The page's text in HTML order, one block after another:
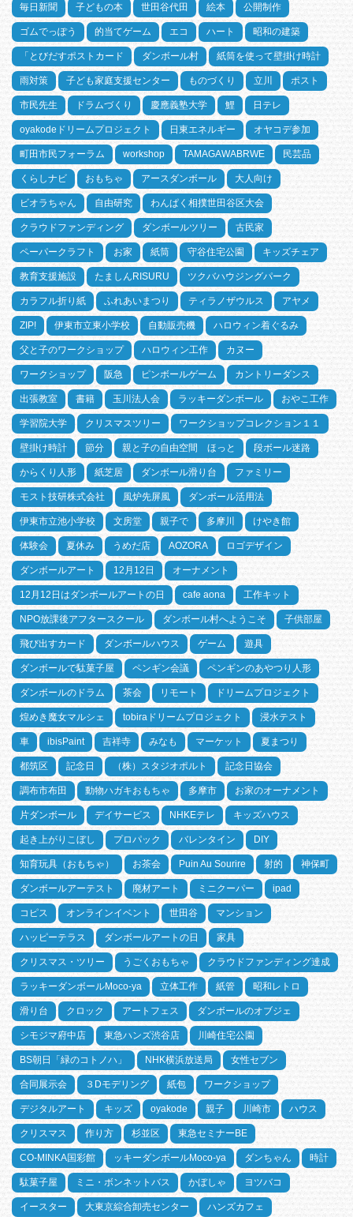
毎日新聞 子どもの本 世田谷代田 絵本 公開制作
ゴムでっぽう 的当てゲーム エコ ハート 昭和の建築
「とびだすポストカード ダンボール村 紙筒を使って壁掛け時計
雨対策 子ども家庭支援センター ものづくり 立川 ポスト
市民先生 ドラムづくり 慶應義塾大学 鯉 日テレ
oyakodeドリームプロジェクト 日東エネルギー オヤコデ参加
町田市民フォーラム workshop TAMAGAWABRWE 民芸品
くらしナビ おもちゃ アースダンボール 大人向け
ビオラちゃん 自由研究 わんぱく相撲世田谷区大会
クラウドファンディング ダンボールツリー 古民家
ペーパークラフト お家 紙筒 守谷住宅公園 キッズチェア
教育支援施設 たましんRISURU ツクバハウジングパーク
カラフル折り紙 ふれあいまつり ティラノザウルス アヤメ
ZIP! 伊東市立東小学校 自動販売機 ハロウィン着ぐるみ
父と子のワークショップ ハロウィン工作 カヌー
ワークショップ 阪急 ピンボールゲーム カントリーダンス
出張教室 書籍 玉川法人会 ラッキーダンボール おやこ工作
学習院大学 クリスマスツリー ワークショップコレクション１１
壁掛け時計 節分 親と子の自由空間 ほっと 段ボール迷路
からくり人形 紙芝居 ダンボール滑り台 ファミリー
モスト技研株式会社 風炉先屏風 ダンボール活用法
伊東市立池小学校 文房堂 親子で 多摩川 けやき館
体験会 夏休み うめだ店 AOZORA ロゴデザイン
ダンボールアート 12月12日 オーナメント
12月12日はダンボールアートの日 cafe aona 工作キット
NPO放課後アフタースクール ダンボール村へようこそ 子供部屋
飛び出すカード ダンボールハウス ゲーム 遊具
ダンボールで駄菓子屋 ペンギン会議 ペンギンのあやつり人形
ダンボールのドラム 茶会 リモート ドリームプロジェクト
煌めき魔女マルシェ tobiraドリームプロジェクト 浸水テスト
車 ibisPaint 吉祥寺 みなも マーケット 夏まつり
都筑区 記念日 （株）スタジオポルト 記念日協会
調布市布田 動物ハガキおもちゃ 多摩市 お家のオーナメント
片ダンボール デイサービス NHKEテレ キッズハウス
起き上がりこぼし プロパック バレンタイン DIY
知育玩具（おもちゃ） お茶会 Puin Au Sourire 射的 神保町
ダンボールアーテスト 廃材アート ミニクーパー ipad
コピス オンラインイベント 世田谷 マンション
ハッピーテラス ダンボールアートの日 家具
クリスマス・ツリー うごくおもちゃ クラウドファンディング達成
ラッキーダンボールMoco-ya 立体工作 紙管 昭和レトロ
滑り台 クロック アートフェス ダンボールのオブジェ
シモジマ府中店 東急ハンズ渋谷店 川崎住宅公園
BS朝日「緑のコトノハ」 NHK横浜放送局 女性セブン
合同展示会 ３Dモデリング 紙包 ワークショップ
デジタルアート キッズ oyakode 親子 川崎市 ハウス
クリスマス 作り方 杉並区 東急セミナーBE
CO-MINKA国彩館 ッキーダンボールMoco-ya ダンちゃん 時計
駄菓子屋 ミニ・ボンネットバス かぼしゃ ヨツバコ
イースター 大東京綜合卸売センター ハンズカフェ